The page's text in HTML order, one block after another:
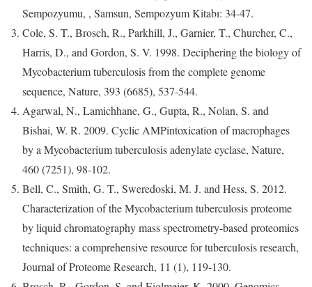
Sempozyumu, , Samsun, Sempozyum Kitabı: 34-47.
Cole, S. T., Brosch, R., Parkhill, J., Garnier, T., Churcher, C.,
Harris, D., and Gordon, S. V. 1998. Deciphering the biology of
Mycobacterium tuberculosis from the complete genome
sequence, Nature, 393 (6685), 537-544.
Agarwal, N., Lamichhane, G., Gupta, R., Nolan, S. and
Bishai, W. R. 2009. Cyclic AMPintoxication of macrophages
by a Mycobacterium tuberculosis adenylate cyclase, Nature,
460 (7251), 98-102.
Bell, C., Smith, G. T., Sweredoski, M. J. and Hess, S. 2012.
Characterization of the Mycobacterium tuberculosis proteome
by liquid chromatography mass spectrometry-based proteomics
techniques: a comprehensive resource for tuberculosis research,
Journal of Proteome Research, 11 (1), 119-130.